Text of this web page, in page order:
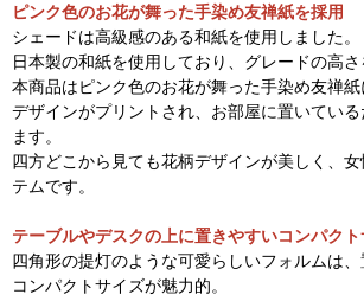
ピンク色のお花が舞った手染め友禅紙を採用
シェードは高級感のある和紙を使用しました。
日本製の和紙を使用しており、グレードの高さ
本商品はピンク色のお花が舞った手染め友禅
デザインがプリントされ、お部屋に置いてい
ます。
四方どこから見ても花柄デザインが美しく、
テムです。
テーブルやデスクの上に置きやすいコンパク
四角形の提灯のような可愛らしいフォルムは
コンパクトサイズが魅力的。